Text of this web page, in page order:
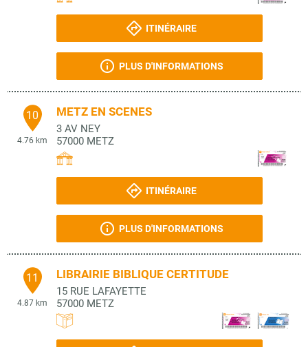
ITINÉRAIRE
PLUS D'INFORMATIONS
10
4.76 km
METZ EN SCENES
3 AV NEY
57000 METZ
ITINÉRAIRE
PLUS D'INFORMATIONS
11
4.87 km
LIBRAIRIE BIBLIQUE CERTITUDE
15 RUE LAFAYETTE
57000 METZ